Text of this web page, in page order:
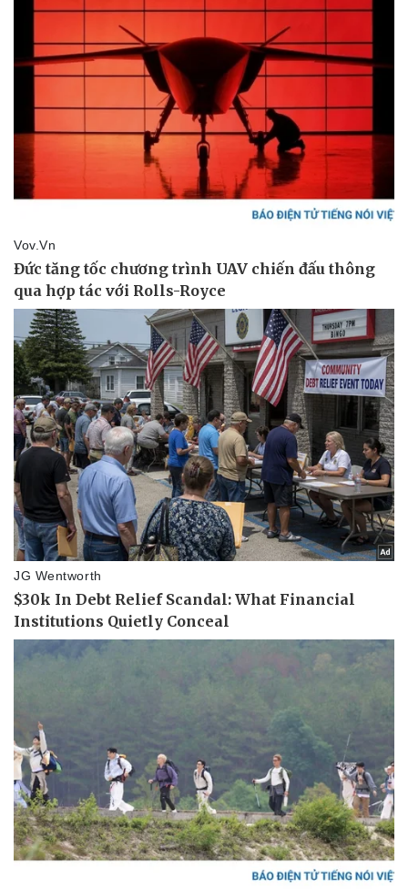
Doanh nghiệp
Thông tin doanh nghiệp
Doanh nghiệp 24h
Doanh nhân
Vì cộng đồng
Công nghệ
Sành điệu
Tin Công nghệ
Trải nghiệm
Chuyển đổi số